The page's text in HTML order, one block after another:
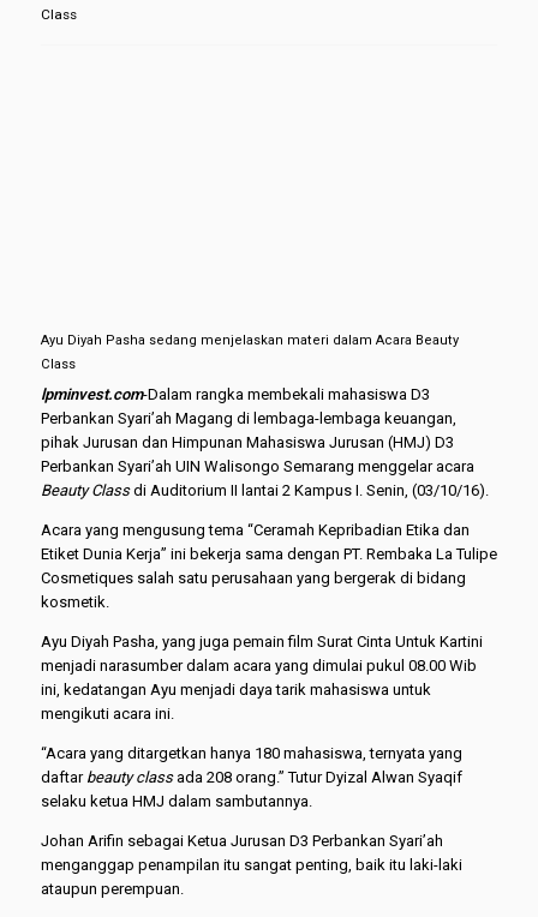
Class
Ayu Diyah Pasha sedang menjelaskan materi dalam Acara Beauty
Class
lpminvest.com­-Dalam rangka membekali mahasiswa D3
Perbankan Syari’ah Magang di lembaga-lembaga keuangan,
pihak Jurusan dan Himpunan Mahasiswa Jurusan (HMJ) D3
Perbankan Syari’ah UIN Walisongo Semarang menggelar acara
Beauty Classdi Auditorium II lantai 2 Kampus I. Senin, (03/10/16).
Acara yang mengusung tema “Ceramah Kepribadian Etika dan
Etiket Dunia Kerja” ini bekerja sama dengan PT. Rembaka La Tulipe
Cosmetiques salah satu perusahaan yang bergerak di bidang
kosmetik.
Ayu Diyah Pasha, yang juga pemain film Surat Cinta Untuk Kartini
menjadi narasumber dalam acara yang dimulai pukul 08.00 Wib
ini, kedatangan Ayu menjadi daya tarik mahasiswa untuk
mengikuti acara ini.
“Acara yang ditargetkan hanya 180 mahasiswa, ternyata yang
daftar beauty classada 208 orang.” Tutur Dyizal Alwan Syaqif
selaku ketua HMJ dalam sambutannya.
Johan Arifin sebagai Ketua Jurusan D3 Perbankan Syari’ah
menganggap penampilan itu sangat penting, baik itu laki-laki
ataupun perempuan.